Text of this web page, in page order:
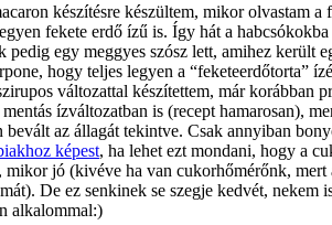
készítésre készültem, mikor olvastam a
fekete erdő ízű is. Így hát a
pedig egy meggyes szósz lett, amihez került
hogy teljes legyen a “feketeerdőtorta”
változattal készítettem, már korábban
ízváltozatban is (recept hamarosan),
bevált az állagát tekintve. Csak annyiban
képest, ha lehet ezt mondani, hogy a
mikor jó (kivéve ha van cukorhőmérőnk, mert
De ez senkinek se szegje kedvét, nekem
alkalommal:)